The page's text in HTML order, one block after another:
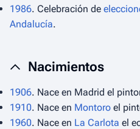
1986. Celebración de
Andalucía.
Nacimientos
1906. Nace en Madrid el
1910. Nace en Montoro el
1960. Nace en La Carlota el